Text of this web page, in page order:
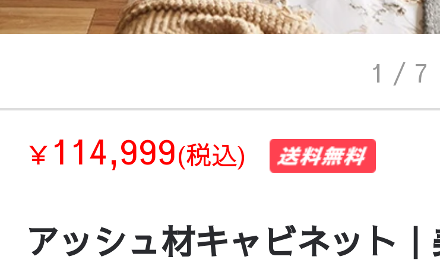
1 / 7
￥ 114,999(税込)
アッシュ材キャビネット